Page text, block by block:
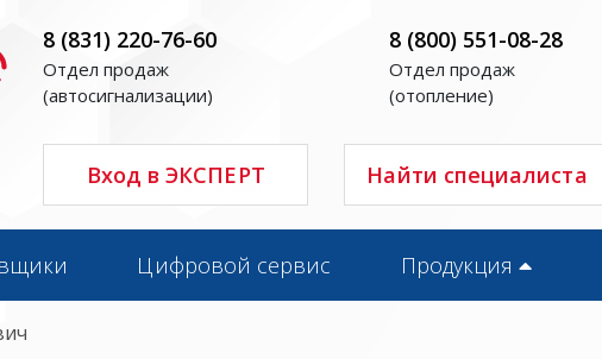
8 (831) 220-76-60
Отдел продаж
(автосигнализации)
8 (800) 551-08-28
Отдел продаж
(отопление)
Вход в ЭКСПЕРТ Найти специалиста
Цифровой сервис Продукция